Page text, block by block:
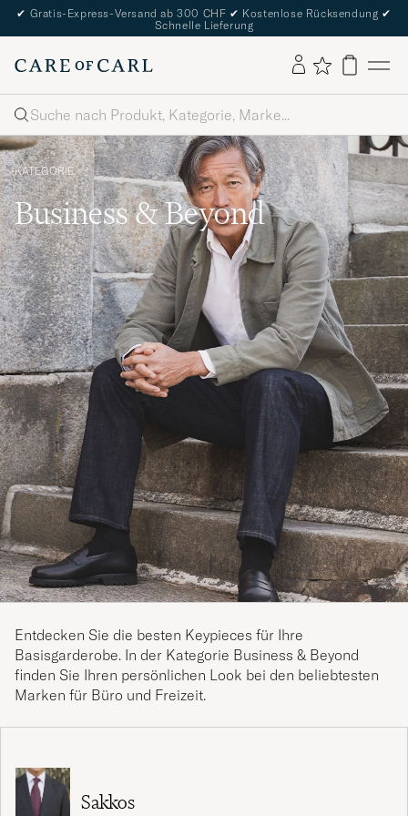
✔ Gratis-Express-Versand ab 300 CHF ✔ Kostenlose Rücksendung ✔
Schnelle Lieferung
Suche
KATEGORIE
Business & Beyond
Entdecken Sie die besten Keypieces für Ihre
Basisgarderobe. In der Kategorie Business & Beyond
finden Sie Ihren persönlichen Look bei den beliebtesten
Marken für Büro und Freizeit.
Sakkos